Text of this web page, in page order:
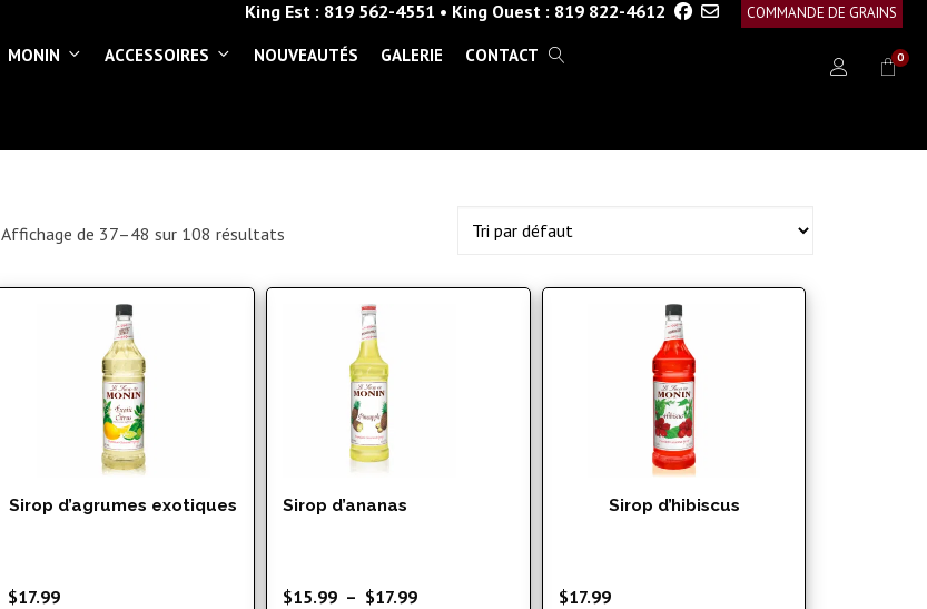
King Est : 819 562-4551 • King Ouest : 819 822-4612 COMMANDE DE GRAINS
MONIN ACCESSOIRES NOUVEAUTÉS GALERIE CONTACT 0
Affichage de 37–48 sur 108 résultats
Sirop d’agrumes exotiques
$17.99
Sirop d’ananas
$15.99 – $17.99Plage
Sirop d’hibiscus
$17.99